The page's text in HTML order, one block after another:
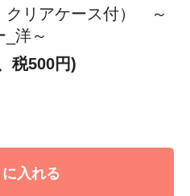
クリアケース付） ～
_洋～
税500円)
入れる